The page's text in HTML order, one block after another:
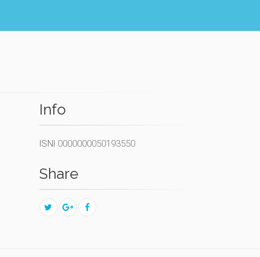
Info
ISNI 0000000050193550
Share